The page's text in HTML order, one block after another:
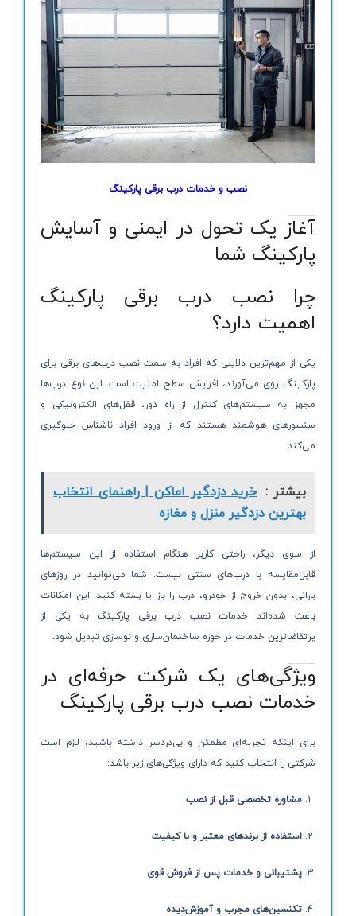
نصب و خدمات درب برقی پارکینگ
آغاز یک تحول در ایمنی و آسایش
پارکینگ شما
چرا نصب درب برقی پارکینگ
اهمیت دارد؟
یکی از مهم‌ترین دلایلی که افراد به سمت نصب درب‌های برقی برای
پارکینگ روی می‌آورند، افزایش سطح امنیت است. این نوع درب‌ها
مجهز به سیستم‌های کنترل از راه دور، قفل‌های الکترونیکی و
سنسورهای هوشمند هستند که از ورود افراد ناشناس جلوگیری
می‌کند.
بیشتر : خرید دزدگیر اماکن | راهنمای انتخاب
بهترین دزدگیر منزل و مغازه
از سوی دیگر، راحتی کاربر هنگام استفاده از این سیستم‌ها
قابل‌مقایسه با درب‌های سنتی نیست. شما می‌توانید در روزهای
بارانی، بدون خروج از خودرو، درب را باز یا بسته کنید. این امکانات
باعث شده‌اند خدمات نصب درب برقی پارکینگ به یکی از
پرتقاضاترین خدمات در حوزه ساختمان‌سازی و نوسازی تبدیل شود.
ویژگی‌های یک شرکت حرفه‌ای در
خدمات نصب درب برقی پارکینگ
برای اینکه تجربه‌ای مطمئن و بی‌دردسر داشته باشید، لازم است
شرکتی را انتخاب کنید که دارای ویژگی‌های زیر باشد:
مشاوره تخصصی قبل از نصب
استفاده از برندهای معتبر و با کیفیت
پشتیبانی و خدمات پس از فروش قوی
تکنسین‌های مجرب و آموزش‌دیده